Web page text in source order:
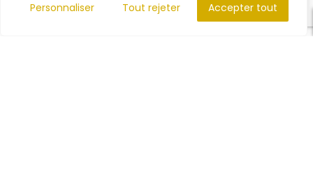
Personnaliser Tout rejeter Accepter tout